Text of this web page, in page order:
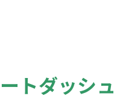
トダッシュ